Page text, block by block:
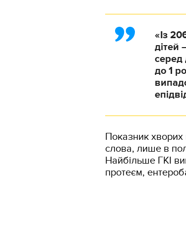
«Із
дітей
серед
до 1
Показник хворих
слова, лише в
Найбільше ГКІ
протеєм,